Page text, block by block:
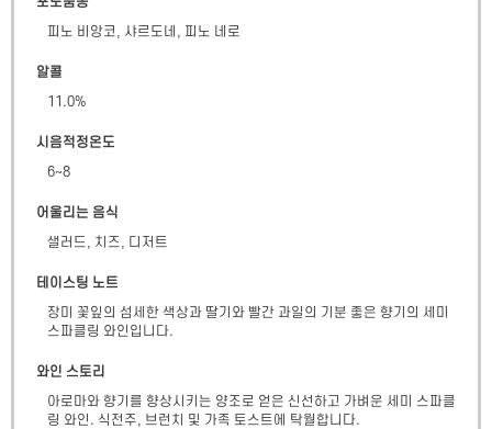
피노 비앙코, 샤르도네, 피노 네로
알콜
11.0%
시음적정온도
6~8
어울리는 음식
샐러드, 치즈, 디저트
테이스팅 노트
장미 꽃잎의 섬세한 색상과 딸기와 빨간 과일의 기분 좋은 향기의 세미
스파클링 와인입니다.
와인 스토리
아로마와 향기를 향상시키는 양조로 얻은 신선하고 가벼운 세미 스파클
링 와인. 식전주, 브런치 및 가족 토스트에 탁월합니다.